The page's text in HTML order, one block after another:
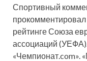
Спортивный
рейтинге Союза
ассоциаций
«Чемпионат.com».